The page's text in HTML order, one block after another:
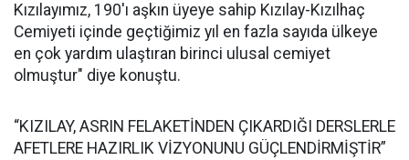
Kızılayımız, 190'ı aşkın üyeye sahip Kızılay-Kızılhaç
Cemiyeti içinde geçtiğimiz yıl en fazla sayıda ülkeye
en çok yardım ulaştıran birinci ulusal cemiyet
olmuştur" diye konuştu.
“KIZILAY, ASRIN FELAKETİNDEN ÇIKARDIĞI DERSLERLE
AFETLERE HAZIRLIK VİZYONUNU GÜÇLENDİRMİŞTİR”